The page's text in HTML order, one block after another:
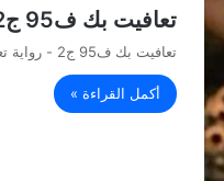
تعافيت بك ف95 ج2 – رواية تعافيت بك PDF
تعافيت بك ف95 ج2 - رواية تعافيت بك PDF
أكمل القراءة »